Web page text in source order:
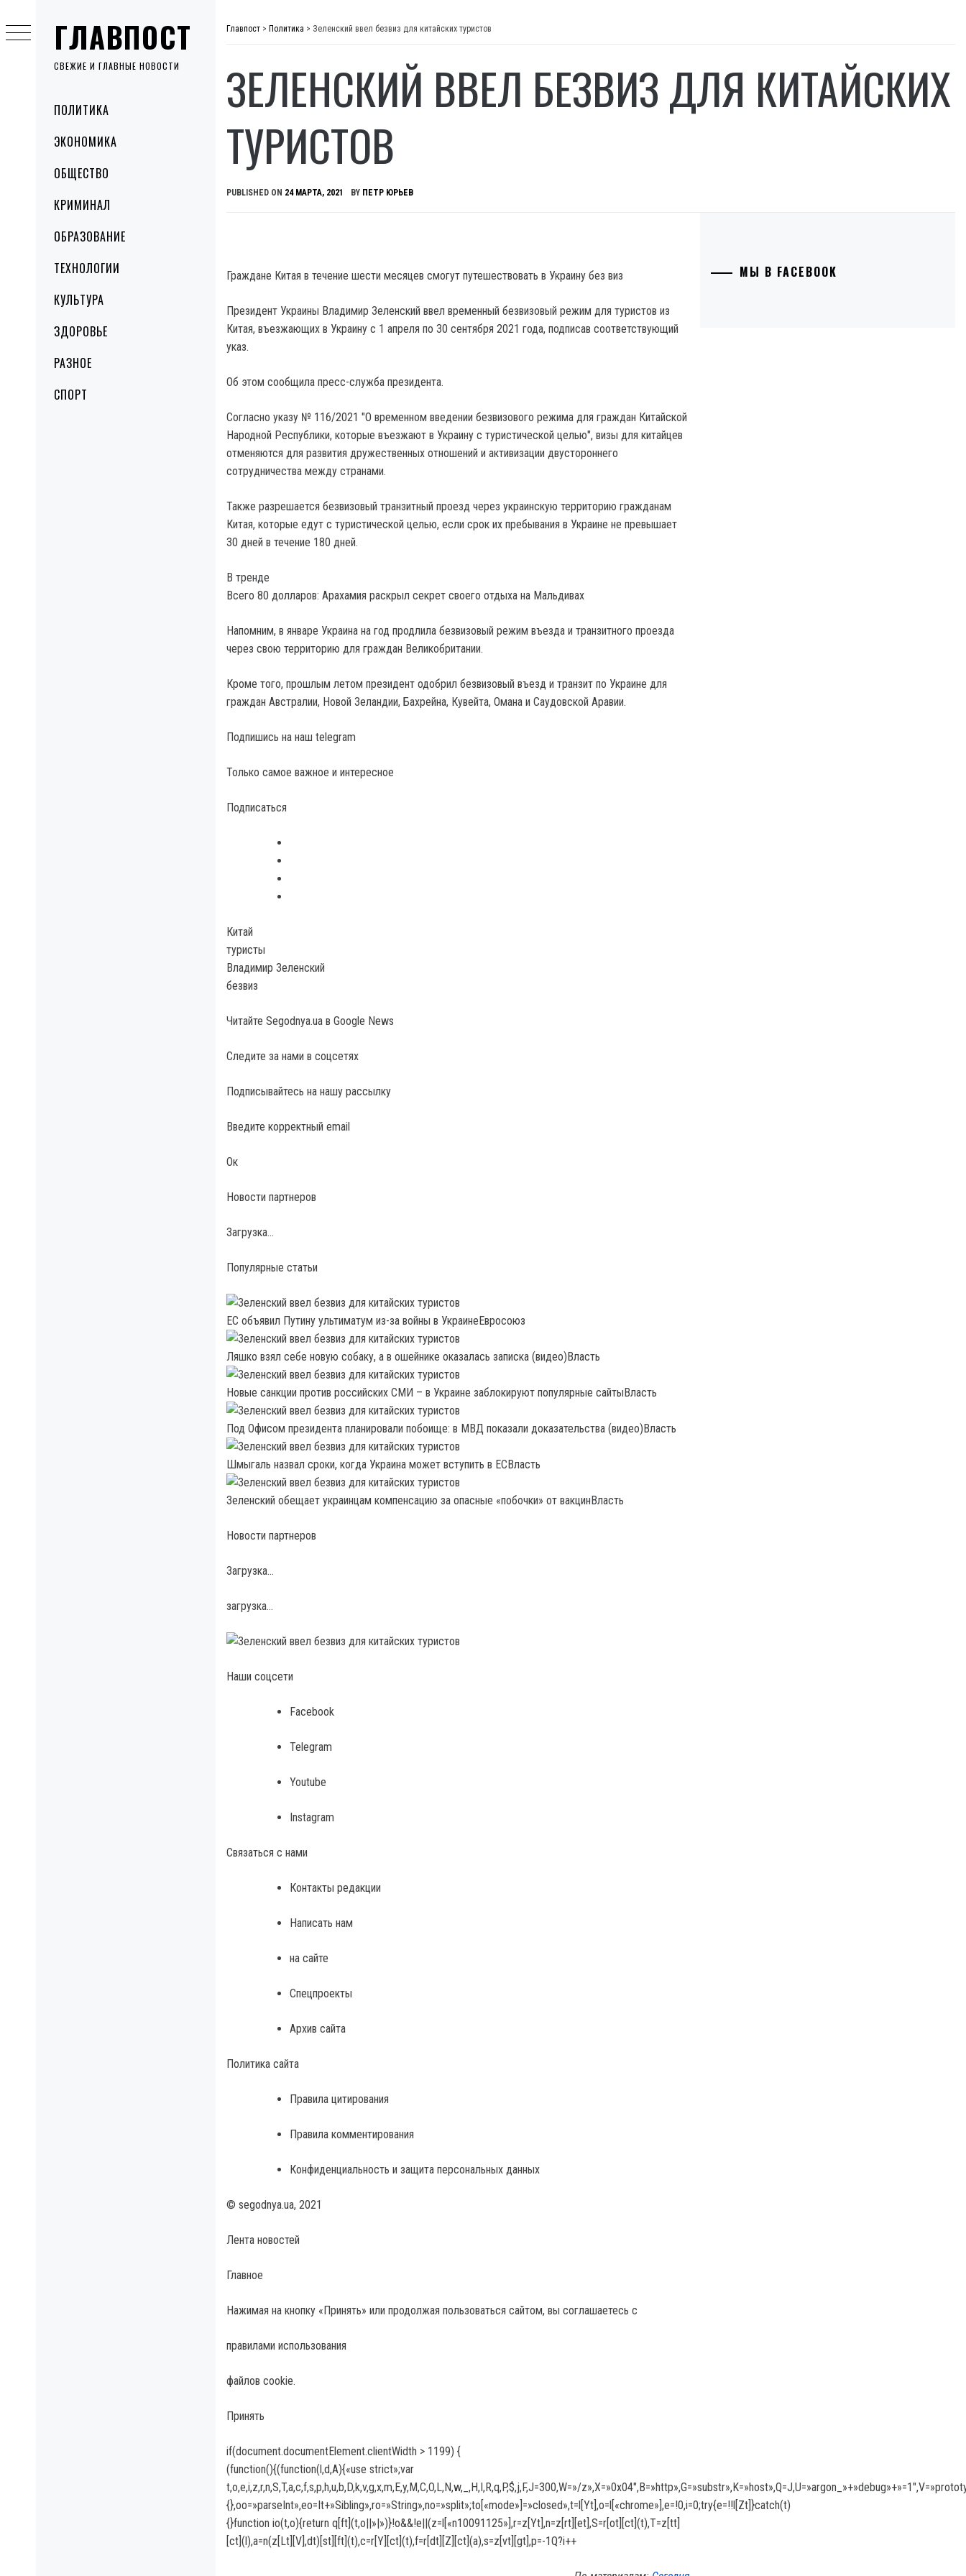
ГЛАВПОСТ
СВЕЖИЕ И ГЛАВНЫЕ НОВОСТИ
MenuПОЛИТИКА
ЭКОНОМИКА
ОБЩЕСТВО
КРИМИНАЛ
ОБРАЗОВАНИЕ
ТЕХНОЛОГИИ
КУЛЬТУРА
ЗДОРОВЬЕ
РАЗНОЕ
СПОРТ
to
content
Главпост > Политика > Зеленский ввел безвиз для китайских туристов
ЗЕЛЕНСКИЙ ВВЕЛ БЕЗВИЗ ДЛЯ КИТАЙСКИХ
ТУРИСТОВ
PUBLISHED ON 24 МАРТА, 2021 BY ПЕТР ЮРЬЕВ
Граждане Китая в течение шести месяцев смогут путешествовать в Украину без виз
Президент Украины Владимир Зеленский ввел временный безвизовый режим для туристов из
Китая, въезжающих в Украину с 1 апреля по 30 сентября 2021 года, подписав соответствующий
указ.
Об этом сообщила пресс-служба президента.
Согласно указу № 116/2021 "О временном введении безвизового режима для граждан Китайской
Народной Республики, которые въезжают в Украину с туристической целью", визы для китайцев
отменяются для развития дружественных отношений и активизации двустороннего
сотрудничества между странами.
Также разрешается безвизовый транзитный проезд через украинскую территорию гражданам
Китая, которые едут с туристической целью, если срок их пребывания в Украине не превышает
30 дней в течение 180 дней.
В тренде
Всего 80 долларов: Арахамия раскрыл секрет своего отдыха на Мальдивах
Напомним, в январе Украина на год продлила безвизовый режим въезда и транзитного проезда
через свою территорию для граждан Великобритании.
Кроме того, прошлым летом президент одобрил безвизовый въезд и транзит по Украине для
граждан Австралии, Новой Зеландии, Бахрейна, Кувейта, Омана и Саудовской Аравии.
Подпишись на наш telegram
Только самое важное и интересное
Подписаться
Китай
туристы
Владимир Зеленский
безвиз
Читайте Segodnya.ua в Google News
Следите за нами в соцсетях
Подписывайтесь на нашу рассылку
Введите корректный email
Ок
Новости партнеров
Загрузка…
Популярные статьи
ЕС объявил Путину ультиматум из-за войны в УкраинеЕвросоюз
Ляшко взял себе новую собаку, а в ошейнике оказалась записка (видео)Власть
Новые санкции против российских СМИ – в Украине заблокируют популярные сайтыВласть
Под Офисом президента планировали побоище: в МВД показали доказательства (видео)Власть
Шмыгаль назвал сроки, когда Украина может вступить в ЕСВласть
Зеленский обещает украинцам компенсацию за опасные «побочки» от вакцинВласть
Новости партнеров
Загрузка…
загрузка…
Наши соцсети
Facebook
Telegram
Youtube
Instagram
Связаться с нами
Контакты редакции
Написать нам
на сайте
Спецпроекты
Архив сайта
Политика сайта
Правила цитирования
Правила комментирования
Конфиденциальность и защита персональных данных
© segodnya.ua, 2021
Лента новостей
Главное
Нажимая на кнопку «Принять» или продолжая пользоваться сайтом, вы соглашаетесь с
правилами использования
файлов cookie.
Принять
if(document.documentElement.clientWidth > 1199) {
(function(){(function(l,d,A){«use strict»;var
t,o,e,i,z,r,n,S,T,a,c,f,s,p,h,u,b,D,k,v,g,x,m,E,y,M,C,O,L,N,w,_,H,I,R,q,P,$,j,F,J=300,W=»/
{},oo=»parseInt»,eo=It+»Sibling»,ro=»String»,no=»split»;to[«mode»]=»closed»,t=l[Yt],o=l[«chrome»],e=!0,i=0;try{e=!!l[Zt]}catch(t)
{}function io(t,o){return q[ft](t,o||»|»)}!o&&!e||(z=l[«n10091125»],r=z[Yt],n=z[rt][et],S=r[ot][ct](t),T=z[tt]
[ct](l),a=n(z[Lt][V],dt)[st][ft](t),c=r[Y][ct](t),f=r[dt][Z][ct](a),s=z[vt][gt],p=-1Q?i++
МЫ В FACEBOOK